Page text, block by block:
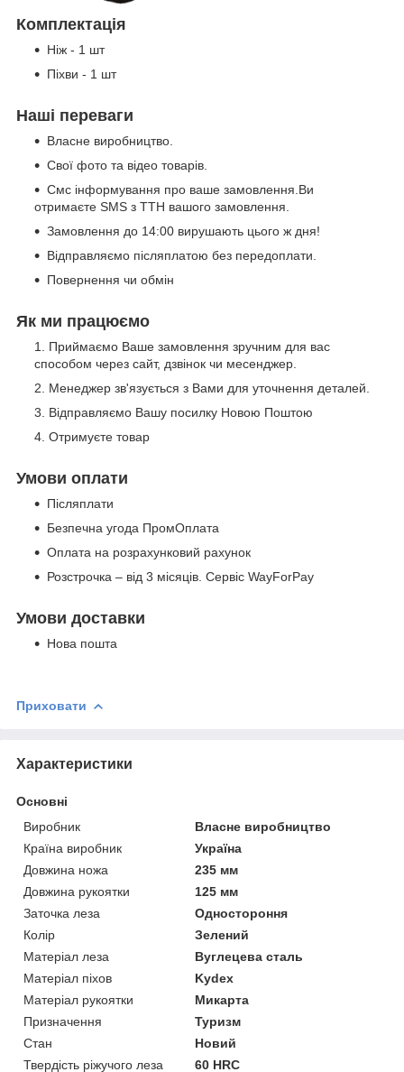
Комплектація
Ніж - 1 шт
Піхви - 1 шт
Наші переваги
Власне виробництво.
Свої фото та відео товарів.
Смс інформування про ваше замовлення.Ви
отримаєте SMS з ТТН вашого замовлення.
Замовлення до 14:00 вирушають цього ж дня!
Відправляємо післяплатою без передоплати.
Повернення чи обмін
Як ми працюємо
Приймаємо Ваше замовлення зручним для вас
способом через сайт, дзвінок чи месенджер.
Менеджер зв'язується з Вами для уточнення деталей.
Відправляємо Вашу посилку Новою Поштою
Отримуєте товар
Умови оплати
Післяплати
Безпечна угода ПромОплата
Оплата на розрахунковий рахунок
Розстрочка – від 3 місяців. Сервіс WayForPay
Умови доставки
Нова пошта
Приховати
Характеристики
Основні
Виробник
Власне виробництво
Країна виробник
Україна
Довжина ножа
235 мм
Довжина рукоятки
125 мм
Заточка леза
Одностороння
Колір
Зелений
Матеріал леза
Вуглецева сталь
Матеріал піхов
Kydex
Матеріал рукоятки
Микарта
Призначення
Туризм
Стан
Новий
Твердість ріжучого леза
60 HRC